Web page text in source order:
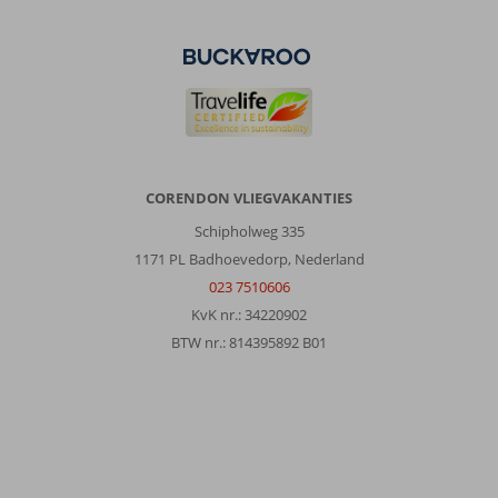
CORENDON VLIEGVAKANTIES
Schipholweg 335
1171 PL Badhoevedorp, Nederland
023 7510606
KvK nr.: 34220902
BTW nr.: 814395892 B01